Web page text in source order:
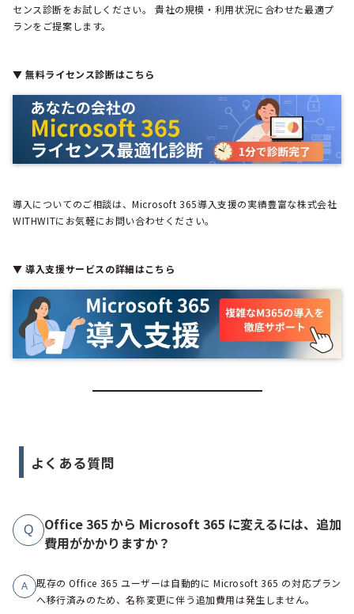
センス診断をお試しください。 貴社の規模・利用状況に合わせた最適プ
ランをご提案します。
▼ 無料ライセンス診断はこちら
導入についてのご相談は、Microsoft 365導入支援の実績豊富な株式会社
WITHWITにお気軽にお問い合わせください。
▼ 導入支援サービスの詳細はこちら
よくある質問
Q
Office 365 から Microsoft 365 に変えるには、追加
費用がかかりますか？
A
既存の Office 365 ユーザーは自動的に Microsoft 365 の対応プラン
へ移行済みのため、名称変更に伴う追加費用は発生しません。